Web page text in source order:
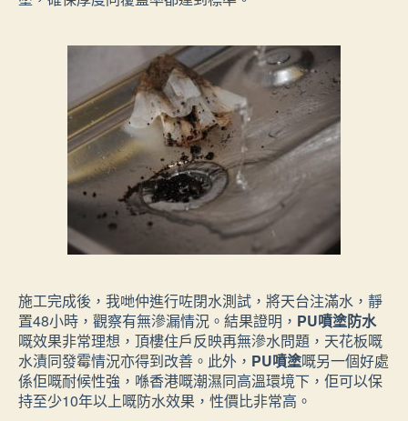
施工完成後，我哋仲進行咗閉水測試，將天台注滿水，靜
置48小時，觀察有無滲漏情況。結果證明， PU噴塗防水
嘅效果非常理想，頂樓住戶反映再無滲水問題，天花板嘅
水漬同發霉情況亦得到改善。此外， PU噴塗嘅另一個好處
係佢嘅耐候性強，喺香港嘅潮濕同高溫環境下，佢可以保
持至少10年以上嘅防水效果，性價比非常高。